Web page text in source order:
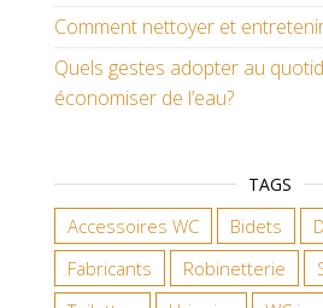
Comment nettoyer et
Quels gestes adopter au
économiser de l’eau?
TAGS
Accessoires WC Bidets
Fabricants
Robinetterie